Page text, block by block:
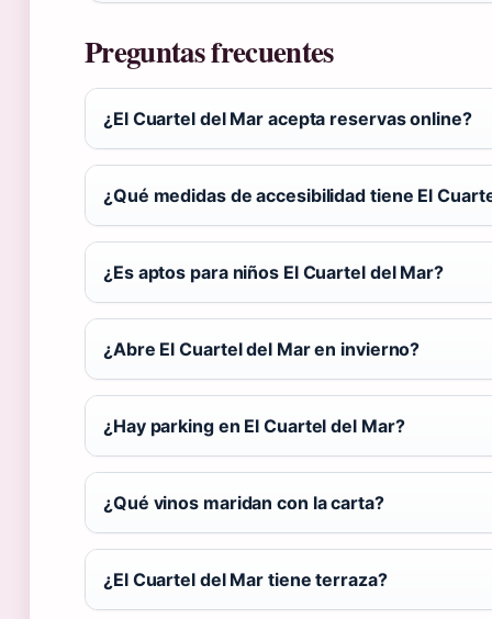
Preguntas frecuentes
¿El Cuartel del Mar acepta reservas online?
¿Qué medidas de accesibilidad tiene El
¿Es aptos para niños El Cuartel del Mar?
¿Abre El Cuartel del Mar en invierno?
¿Hay parking en El Cuartel del Mar?
¿Qué vinos maridan con la carta?
¿El Cuartel del Mar tiene terraza?